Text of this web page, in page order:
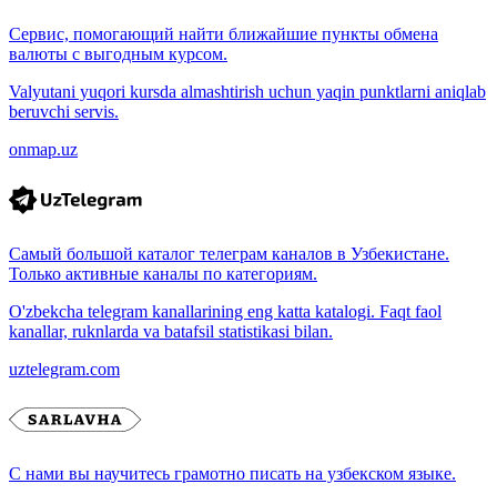
Сервис, помогающий найти ближайшие пункты обмена
валюты с выгодным курсом.
Valyutani yuqori kursda almashtirish uchun yaqin punktlarni aniqlab
beruvchi servis.
onmap.uz
Самый большой каталог телеграм каналов в Узбекистане.
Только активные каналы по категориям.
O'zbekcha telegram kanallarining eng katta katalogi. Faqt faol
kanallar, ruknlarda va batafsil statistikasi bilan.
uztelegram.com
С нами вы научитесь грамотно писать на узбекском языке.